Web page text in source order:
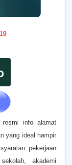
resmi info alamat
yang ideal hampir
pekerjaan
akademi